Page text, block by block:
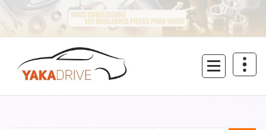
Aller
contenu